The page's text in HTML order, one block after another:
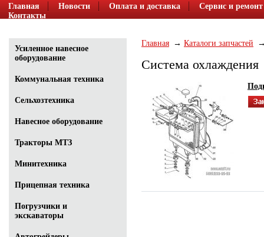
Главная Новости Оплата и доставка
Сервис и ремонт
Контакты
Главная Каталоги запчастей
Система охлаждения
Усиленное навесное
оборудование
Коммунальная техника
Сельхозтехника
Навесное оборудование
Тракторы МТЗ
Минитехника
Прицепная техника
Погрузчики и
экскаваторы